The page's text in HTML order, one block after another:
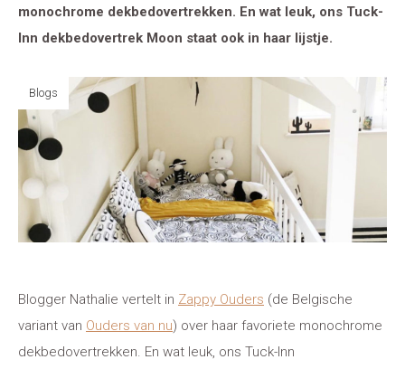
monochrome dekbedovertrekken. En wat leuk, ons Tuck-
Inn dekbedovertrek Moon staat ook in haar lijstje.
Blogs
Blogger Nathalie vertelt in Zappy Ouders (de Belgische
variant van Ouders van nu) over haar favoriete monochrome
dekbedovertrekken. En wat leuk, ons Tuck-Inn